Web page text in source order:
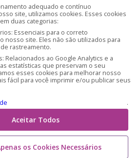
adequado e contínuo
site, utilizamos cookies. Esses cookies
duas categorias:
Essenciais para o correto
nosso site. Eles não são utilizados para
rastreamento.
Relacionados ao Google Analytics e a
estatísticas que preservam o seu
esses cookies para melhorar nosso
fácil para você imprimir e/ou publicar seus
.
Aceitar Todos
os Cookies Necessários
Fiscal 517215560
Lisboa - Portugal 1200-432